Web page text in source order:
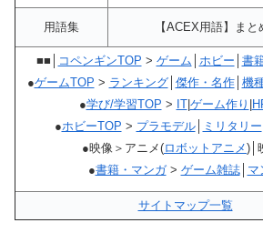
用語集 【ACEX用語】まと
■■│ コペンギンTOP > ゲーム ホビー 書
●ゲームTOP > ランキング│ 傑作・名作│ 機
●学び/学習TOP > IT| ゲーム作り
●ホビーTOP > プラモデル│ ミリタリー
●映像＞アニメ(ロボットアニメ)│
●書籍・マンガ> ゲーム雑誌│ マ
サイトマップ一覧